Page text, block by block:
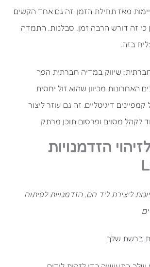
מאז תחילת הזמן. זה גם אחד הקשים
כי זה דורש הרבה זמן, סבלנות, התמדה
בזה.
חברתית: שיווק במדיה חברתית הפך
האחרונות מכיוון שהוא זול יחסית
דיגיטליים. זה גם עוזר ליצור
לקהל מסוים ופרסום תוכן מרתק.
הזדמנויות
ליצירת ליד חם, הזדמנויות לפיתוח